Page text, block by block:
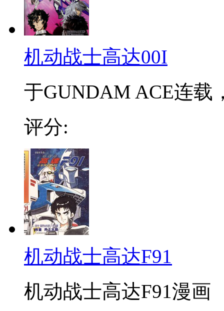
机动战士高达00I
于GUNDAM ACE连载
评分:
机动战士高达F91
机动战士高达F91漫画